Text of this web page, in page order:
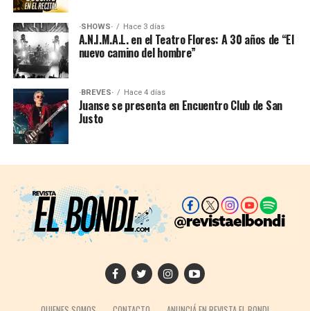
·SHOWS· Hace 3 días
A.N.I.M.A.L. en el Teatro Flores: A 30 años de “El
nuevo camino del hombre”
·BREVES· Hace 4 días
Juanse se presenta en Encuentro Club de San
Justo